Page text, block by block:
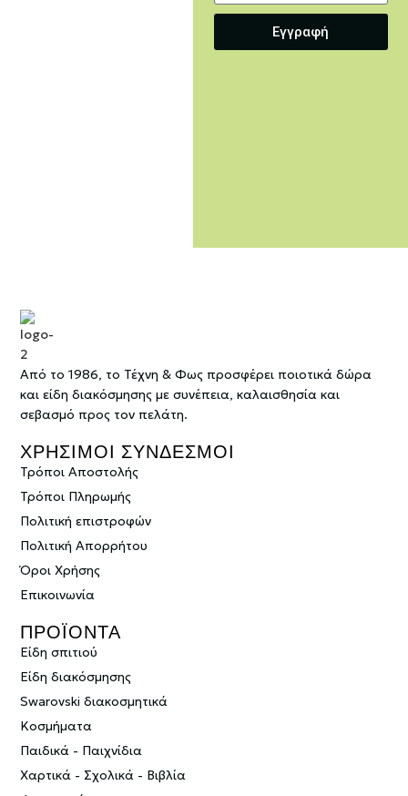
Εγγραφή
Από το 1986, το Τέχνη & Φως προσφέρει ποιοτικά δώρα
και είδη διακόσμησης με συνέπεια, καλαισθησία και
σεβασμό προς τον πελάτη.
ΧΡΗΣΙΜΟΙ ΣΥΝΔΕΣΜΟΙ
Τρόποι Αποστολής
Τρόποι Πληρωμής
Πολιτική επιστροφών
Πολιτική Απορρήτου
Όροι Χρήσης
Επικοινωνία
ΠΡΟΪΟΝΤΑ
Είδη σπιτιού
Είδη διακόσμησης
Swarovski διακοσμητικά
Κοσμήματα
Παιδικά - Παιχνίδια
Χαρτικά - Σχολικά - Βιβλία